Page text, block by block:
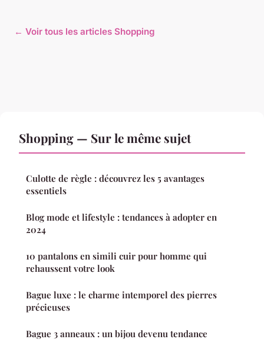
← Voir tous les articles Shopping
Shopping — Sur le même sujet
Culotte de règle : découvrez les 5 avantages
essentiels
Blog mode et lifestyle : tendances à adopter en
2024
10 pantalons en simili cuir pour homme qui
rehaussent votre look
Bague luxe : le charme intemporel des pierres
précieuses
Bague 3 anneaux : un bijou devenu tendance